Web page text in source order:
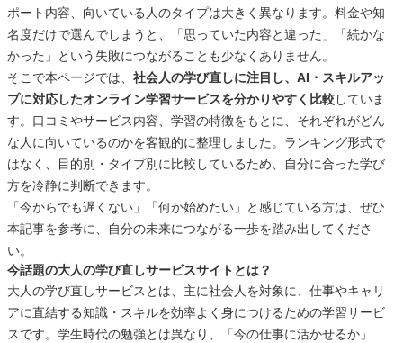
ポート内容、向いている人のタイプは大きく異なります。料金や知
名度だけで選んでしまうと、「思っていた内容と違った」「続かな
かった」という失敗につながることも少なくありません。
そこで本ページでは、 社会人の学び直しに注目し、AI・スキルアッ
プに対応したオンライン学習サービスを分かりやすく比較していま
す。口コミやサービス内容、学習の特徴をもとに、それぞれがどん
な人に向いているのかを客観的に整理しました。ランキング形式で
はなく、目的別・タイプ別に比較しているため、自分に合った学び
方を冷静に判断できます。
「今からでも遅くない」「何か始めたい」と感じている方は、ぜひ
本記事を参考に、自分の未来につながる一歩を踏み出してくださ
い。
今話題の大人の学び直しサービスサイトとは？
大人の学び直しサービスとは、主に社会人を対象に、仕事やキャリ
アに直結する知識・スキルを効率よく身につけるための学習サービ
スです。学生時代の勉強とは異なり、「今の仕事に活かせるか」